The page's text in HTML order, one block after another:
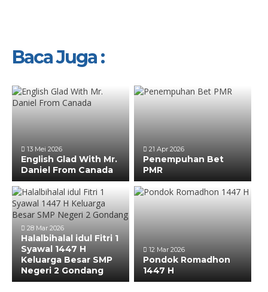
Baca Juga :
13 Mei 2026
English Glad With Mr.
Daniel From Canada
21 Apr 2026
Penempuhan Bet
PMR
28 Mar 2026
Halalbihalal idul Fitri 1
Syawal 1447 H
Keluarga Besar SMP
Negeri 2 Gondang
12 Mar 2026
Pondok Romadhon
1447 H